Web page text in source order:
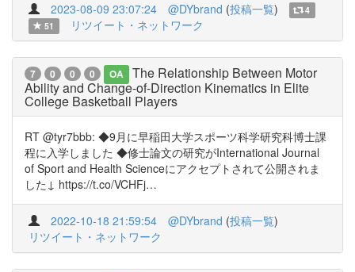
2023-08-09 23:07:24 @DYbrand (投稿一覧)
4
51
リツイート・ネットワーク
7 0 0 0 OA
The Relationship Between Motor
Ability and Change-of-Direction Kinematics in Elite
College Basketball Players
RT @tyr7bbb: ◆9月に早稲田大学スポーツ科学研究科博士課
程に入学しました ◆修士論文の研究がInternational Journal
of Sport and Health Scienceにアクセプトされて公開されま
した↓ https://t.co/VCHFj…
2022-10-18 21:59:54 @DYbrand (投稿一覧)
リツイート・ネットワーク